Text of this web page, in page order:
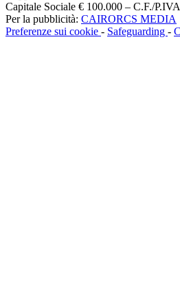
Capitale Sociale € 100.000 – C.F./
Per la pubblicità: CAIRORCS MEDIA
Preferenze sui cookie - Safeguarding -